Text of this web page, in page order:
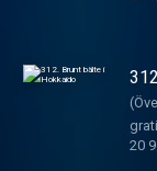
det
en
20